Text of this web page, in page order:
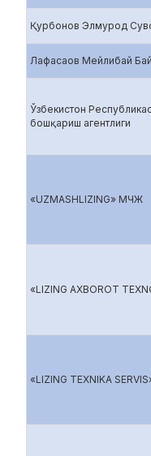
Қурбонов Элмурод
Лафасаов Мейлибай
Ўзбекистон
бошқариш агентлиги
«UZMASHLIZING» МЧЖ
«LIZING AXBOROT
«LIZING TEXNIKA